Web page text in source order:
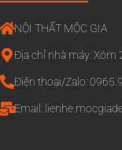
NỘI THẤT MỘC GIA
Địa chỉ nhà máy: Xóm
Điện thoại/Zalo:
Email: